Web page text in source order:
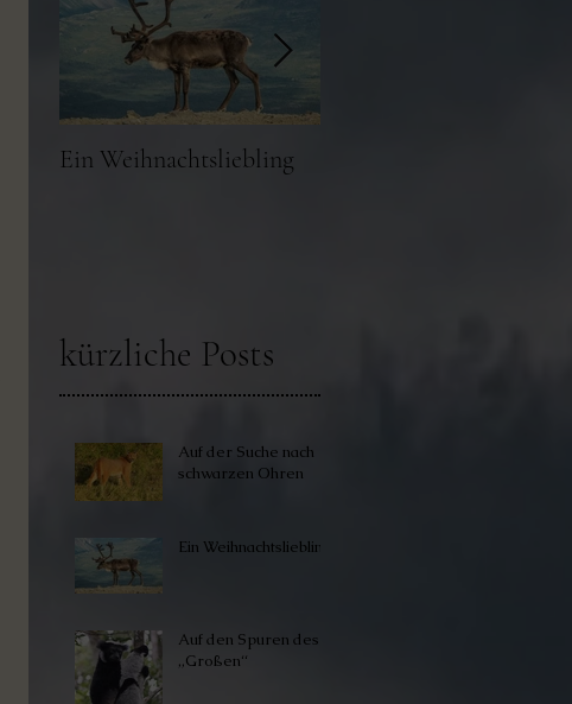
Ein Weihnachtsliebling
kürzliche Posts
Auf der Suche nach
schwarzen Ohren
Ein Weihnachtsliebling
Auf den Spuren des
„Großen“